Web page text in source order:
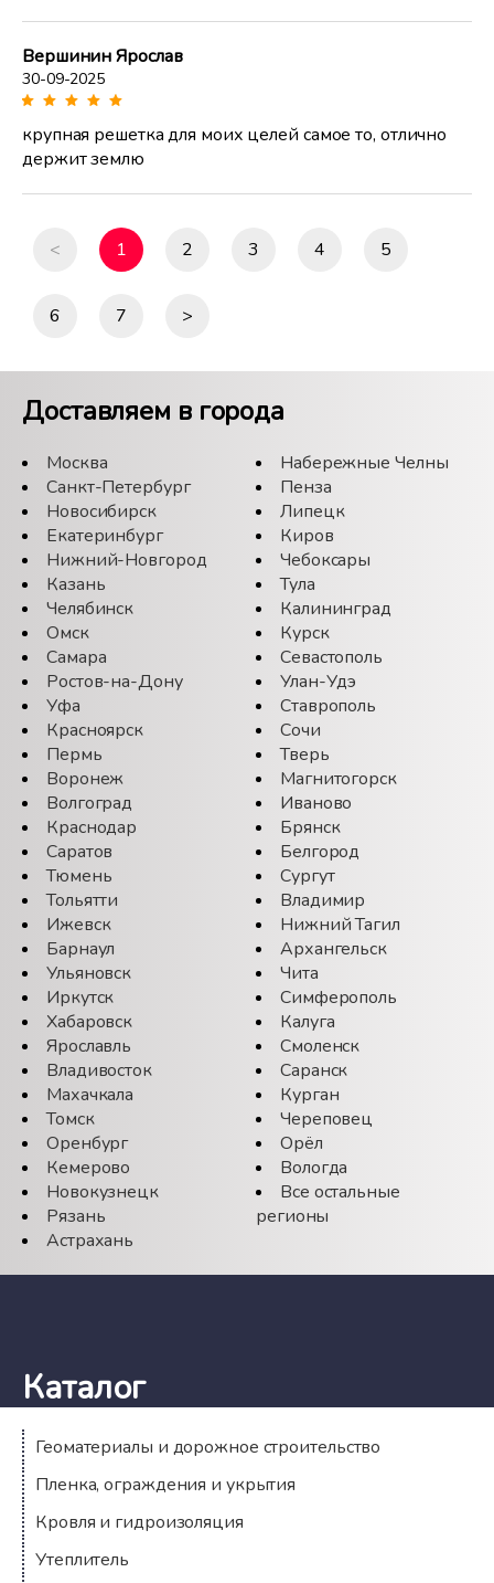
Вершинин Ярослав
30-09-2025
крупная решетка для моих целей самое то, отлично
держит землю
< 1 2 3 4 5
6 7 >
Доставляем в города
Москва
Санкт-Петербург
Новосибирск
Екатеринбург
Нижний-Новгород
Казань
Челябинск
Омск
Самара
Ростов-на-Дону
Уфа
Красноярск
Пермь
Воронеж
Волгоград
Краснодар
Саратов
Тюмень
Тольятти
Ижевск
Барнаул
Ульяновск
Иркутск
Хабаровск
Ярославль
Владивосток
Махачкала
Томск
Оренбург
Кемерово
Новокузнецк
Рязань
Астрахань
Набережные Челны
Пенза
Липецк
Киров
Чебоксары
Тула
Калининград
Курск
Севастополь
Улан-Удэ
Ставрополь
Сочи
Тверь
Магнитогорск
Иваново
Брянск
Белгород
Сургут
Владимир
Нижний Тагил
Архангельск
Чита
Симферополь
Калуга
Смоленск
Саранск
Курган
Череповец
Орёл
Вологда
Все остальные
регионы
Каталог
Геоматериалы и дорожное строительство
Пленка, ограждения и укрытия
Кровля и гидроизоляция
Утеплитель